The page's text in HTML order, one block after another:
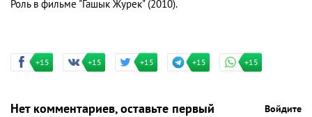
Роль в фильме "Гашык Журек" (2010).
+15 +15 +15 +15 +15
Нет комментариев, оставьте первый Войдите